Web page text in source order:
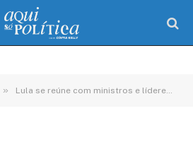
» Lula se reúne com ministros e líderes do PT para discutir relação com o Congresso